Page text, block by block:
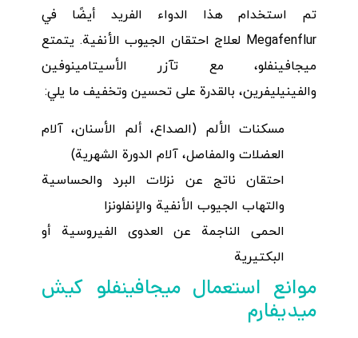
تم استخدام هذا الدواء الفريد أيضًا في
Megafenflur لعلاج احتقان الجيوب الأنفية. يتمتع
ميجافينفلو، مع تآزر الأسيتامينوفين
والفينيليفرين، بالقدرة على تحسين وتخفيف ما يلي:
مسكنات الألم (الصداع، ألم الأسنان، آلام
العضلات والمفاصل، آلام الدورة الشهرية)
احتقان ناتج عن نزلات البرد والحساسية
والتهاب الجيوب الأنفية والإنفلونزا
الحمى الناجمة عن العدوى الفيروسية أو
البكتيرية
موانع استعمال ميجافينفلو كيش
ميديفارم